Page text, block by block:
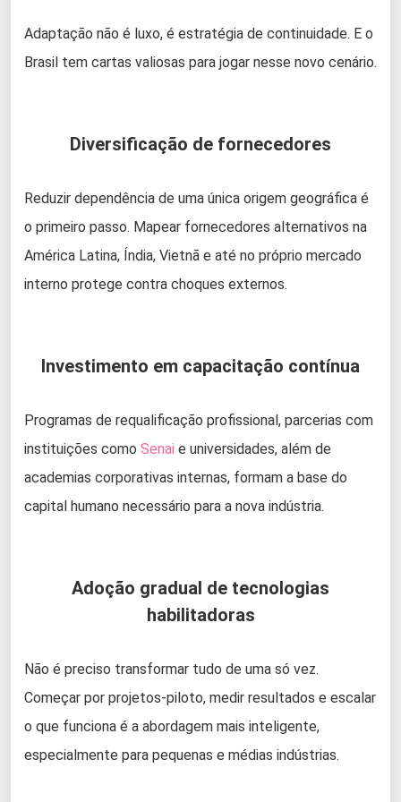
Adaptação não é luxo, é estratégia de continuidade. E o
Brasil tem cartas valiosas para jogar nesse novo cenário.
Diversificação de fornecedores
Reduzir dependência de uma única origem geográfica é
o primeiro passo. Mapear fornecedores alternativos na
América Latina, Índia, Vietnã e até no próprio mercado
interno protege contra choques externos.
Investimento em capacitação contínua
Programas de requalificação profissional, parcerias com
instituições como Senai e universidades, além de
academias corporativas internas, formam a base do
capital humano necessário para a nova indústria.
Adoção gradual de tecnologias
habilitadoras
Não é preciso transformar tudo de uma só vez.
Começar por projetos-piloto, medir resultados e escalar
o que funciona é a abordagem mais inteligente,
especialmente para pequenas e médias indústrias.